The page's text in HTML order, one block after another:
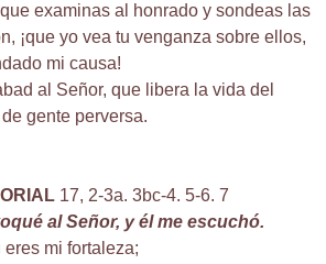
examinas al honrado y sondeas las
¡que yo vea tu venganza sobre ellos,
mi causa!
al Señor, que libera la vida del
gente perversa.
17, 2-3a. 3bc-4. 5-6. 7
al Señor, y él me escuchó.
mi fortaleza;